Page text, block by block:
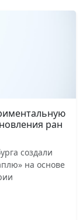
ран
создали
на основе